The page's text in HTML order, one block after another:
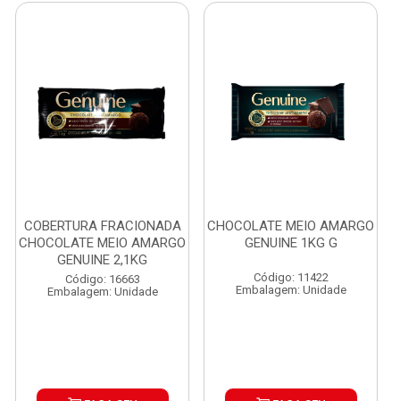
COBERTURA FRACIONADA
CHOCOLATE MEIO AMARGO
GENUINE 2,1KG
Código: 16663
Embalagem: Unidade
CHOCOLATE MEIO AMARGO
GENUINE 1KG G
Código: 11422
Embalagem: Unidade